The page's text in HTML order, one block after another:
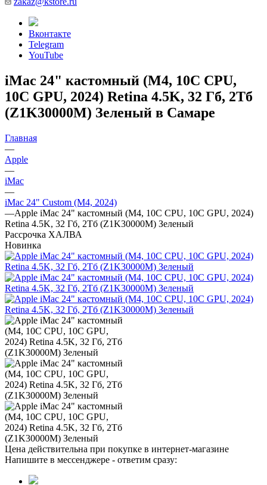
Вконтакте
Telegram
YouTube
iMac 24" кастомный (M4, 10C CPU,
10C GPU, 2024) Retina 4.5K, 32 Гб, 2Тб
(Z1K30000M) Зеленый в Самаре
Главная
—
Apple
—
iMac
—
iMac 24" Custom (M4, 2024)
—Apple iMac 24" кастомный (M4, 10C CPU, 10C GPU, 2024)
Retina 4.5K, 32 Гб, 2Тб (Z1K30000M) Зеленый
Рассрочка ХАЛВА
Новинка
Цена действительна при покупке в интернет-магазине
Напишите в мессенджере - ответим сразу: